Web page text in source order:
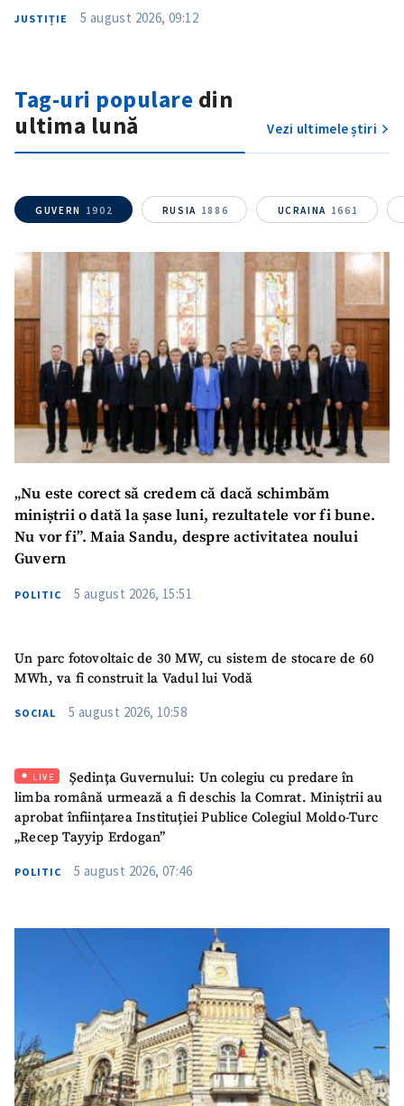
JUSTIȚIE 5 august 2026, 09:12
Tag-uri populare din
ultima lună
Vezi ultimele știri
GUVERN 1902 RUSIA 1886 UCRAINA 1661
„Nu este corect să credem că dacă schimbăm
miniștrii o dată la șase luni, rezultatele vor fi bune.
Nu vor fi”. Maia Sandu, despre activitatea noului
Guvern
POLITIC 5 august 2026, 15:51
Un parc fotovoltaic de 30 MW, cu sistem de stocare de 60
MWh, va fi construit la Vadul lui Vodă
SOCIAL 5 august 2026, 10:58
LIVE
Ședința Guvernului: Un colegiu cu predare în
limba română urmează a fi deschis la Comrat. Miniștrii au
aprobat înființarea Instituției Publice Colegiul Moldo-Turc
„Recep Tayyip Erdogan”
POLITIC 5 august 2026, 07:46
Email + Emailul meu
Am citit și sunt de
TRIMITE ȘTIREA